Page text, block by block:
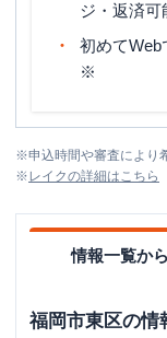
ジ・返済可
初めてWeb
※
※申込時間や審査により
※ レイクの詳細はこちら
情報一覧か
福岡市東区の情